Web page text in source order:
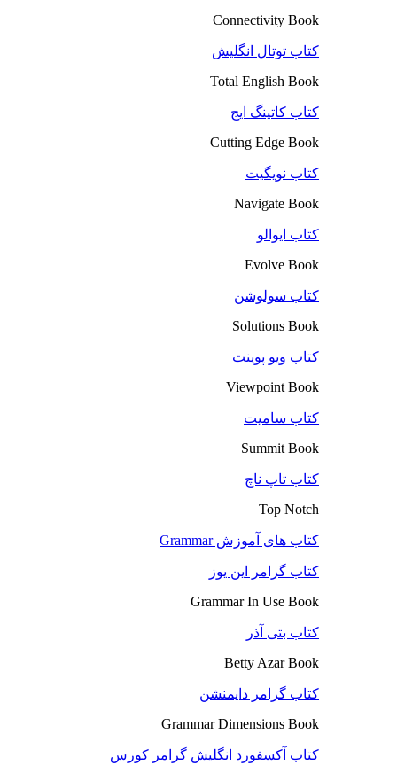
Connectivity Book
کتاب توتال انگلیش
Total English Book
کتاب کاتینگ ایج
Cutting Edge Book
کتاب نویگیت
Navigate Book
کتاب ایوالو
Evolve Book
کتاب سولوشن
Solutions Book
کتاب ویو پوینت
Viewpoint Book
کتاب سامیت
Summit Book
کتاب تاپ ناچ
Top Notch
کتاب های آموزش Grammar
کتاب گرامر این یوز
Grammar In Use Book
کتاب بتی آذر
Betty Azar Book
کتاب گرامر دایمنشن
Grammar Dimensions Book
کتاب آکسفورد انگلیش گرامر کورس